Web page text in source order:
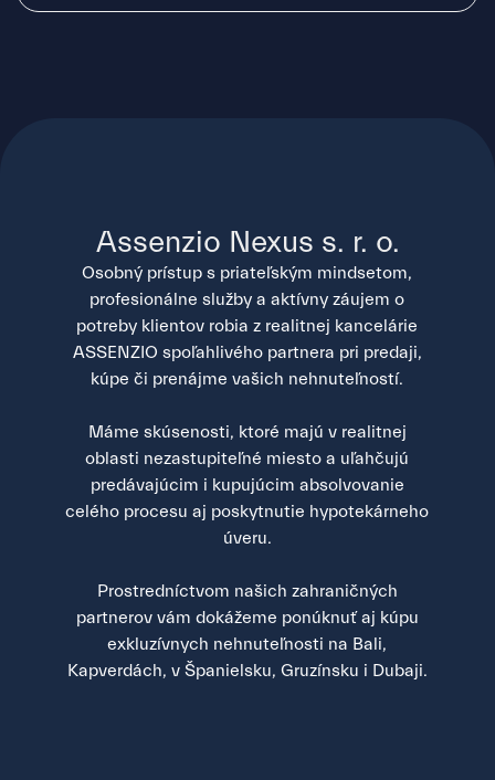
Assenzio Nexus s. r. o.
Osobný prístup s priateľským mindsetom,
profesionálne služby a aktívny záujem o
potreby klientov robia z realitnej kancelárie
ASSENZIO spoľahlivého partnera pri predaji,
kúpe či prenájme vašich nehnuteľností.
Máme skúsenosti, ktoré majú v realitnej
oblasti nezastupiteľné miesto a uľahčujú
predávajúcim i kupujúcim absolvovanie
celého procesu aj poskytnutie hypotekárneho
úveru.
Prostredníctvom našich zahraničných
partnerov vám dokážeme ponúknuť aj kúpu
exkluzívnych nehnuteľnosti na Bali,
Kapverdách, v Španielsku, Gruzínsku i Dubaji.